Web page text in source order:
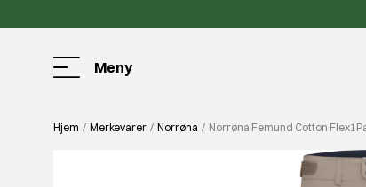
Meny
Hjem Merkevarer Norrøna Norrøna Femund Cotton